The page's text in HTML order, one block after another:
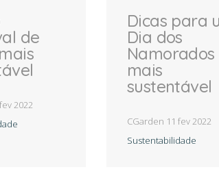
de
2022
Dicas para
Dia dos
Namorados
mais
sustentável
CGarden 11 fev 2022
Sustentabilidade